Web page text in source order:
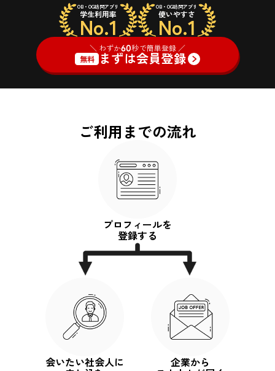
OB・OG訪問アプリ
学生利用率
No.1
OB・OG訪問アプリ
使いやすさ
No.1
＼ わずか60秒で簡単登録 ／
無料
まずは会員登録
ご利用までの流れ
プロフィールを
登録する
会いたい社会人に 企業から